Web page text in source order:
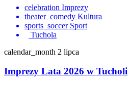
celebration Imprezy
theater_comedy Kultura
sports_soccerSport
Tuchola
calendar_month 2 lipca
Imprezy Lata 2026 w Tucholi